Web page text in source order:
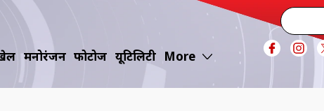
मनोरंजन फोटोज यूटिलिटी More